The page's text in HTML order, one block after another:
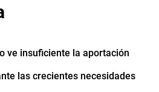
ve insuficiente la aportación
las crecientes necesidades